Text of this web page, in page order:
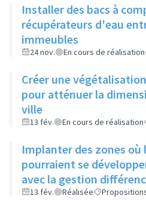
Installer des bacs à
récupérateurs d'eau
immeubles
24 nov. En cours de réalisation
Créer une
pour atténuer la
ville
13 fév. En cours de réalisation
Implanter des zones où
pourraient se
avec la gestion
verts
13 fév. Réalisée